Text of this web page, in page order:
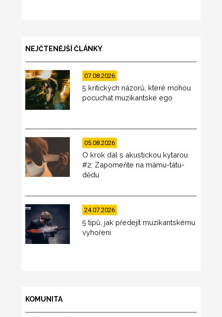
NEJČTENĚJŠÍ ČLÁNKY
07.08.2026
5 kritických názorů, které mohou
pocuchat muzikantské ego
05.08.2026
O krok dál s akustickou kytarou
#2: Zapomeňte na mámu-tátu-
dědu
24.07.2026
5 tipů, jak předejít muzikantskému
vyhoření
KOMUNITA